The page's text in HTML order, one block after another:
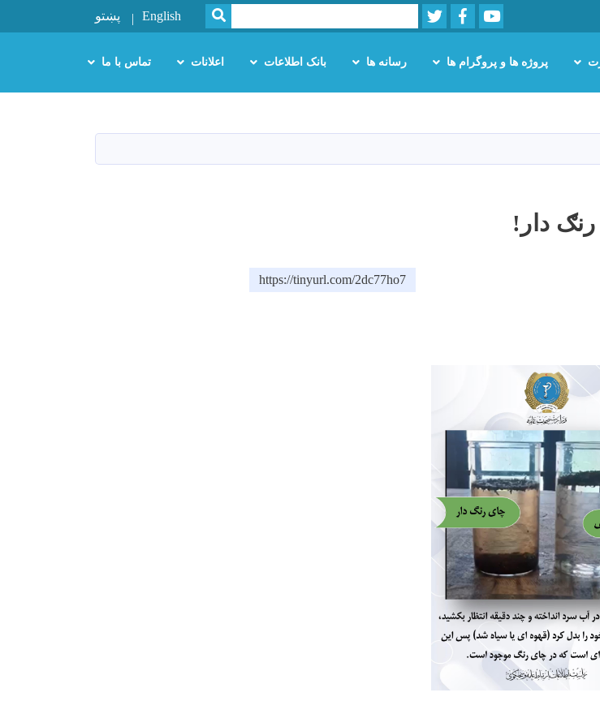
content
Youtube
Facebook
Twitter
Search
SEARCH
English پښتو
پروژه ها و پروگرام ها رسانه ها بانک اطلاعات اعلانات تماس با ما
دار!
https://tinyurl.com/2dc77ho7